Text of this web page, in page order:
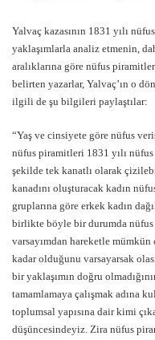
Yalvaç kazasının 1831 yılı
yaklaşımlarla analiz etmenin,
aralıklarına göre nüfus
belirten yazarlar, Yalvaç’ın o
ilgili de şu bilgileri paylaştılar:
“Yaş ve cinsiyete göre nüfus
nüfus piramitleri 1831 yılı nüfus
şekilde tek kanatlı olarak
kanadını oluşturacak kadın
gruplarına göre erkek kadın
birlikte böyle bir durumda
varsayımdan hareketle
kadar olduğunu varsayarsak
bir yaklaşımın doğru
tamamlamaya çalışmak adına
toplumsal yapısına dair kimi
düşüncesindeyiz. Zira nüfus